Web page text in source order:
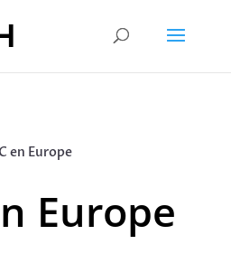
en Europe
Europe